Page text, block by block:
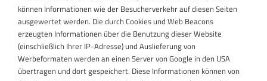
können Informationen wie der Besucherverkehr auf diesen Seiten
ausgewertet werden. Die durch Cookies und Web Beacons
erzeugten Informationen über die Benutzung dieser Website
(einschließlich Ihrer IP-Adresse) und Auslieferung von
Werbeformaten werden an einen Server von Google in den USA
übertragen und dort gespeichert. Diese Informationen können von